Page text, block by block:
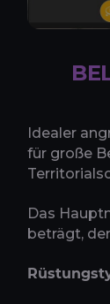
Idealer
für große
Das
beträgt,